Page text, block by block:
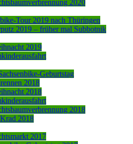
2020
Tour 2019 nach Thüringen
2019 – früher mal Subbotnik
2019
Geburtstag
2018
2018
2018
2018
2017